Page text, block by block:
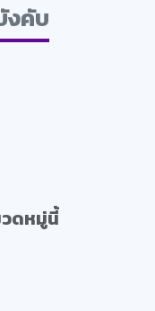
งคับ
วดหมู่นี้